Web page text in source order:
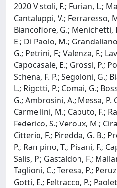
2020 Vistoli, F.; Furian, L.;
Cantaluppi, V.; Ferraresso,
Biancofiore, G.; Menichetti,
E.; Di Paolo, M.;
G.; Petrini, F.; Valenza, F.;
Capocasale, E.; Grossi, P.;
Schena, F. P.; Segoloni, G.;
L.; Rigotti, P.; Comai, G.;
G.; Ambrosini, A.; Messa, P.
Carmellini, M.; Caputo, F.;
Federico, S.; Veroux, M.;
Citterio, F.; Piredda, G. B.;
P.; Rampino, T.; Pisani, F.;
Salis, P.; Gastaldon, F.;
Taglioni, C.; Teresa, P.;
Gotti, E.; Feltracco, P.;